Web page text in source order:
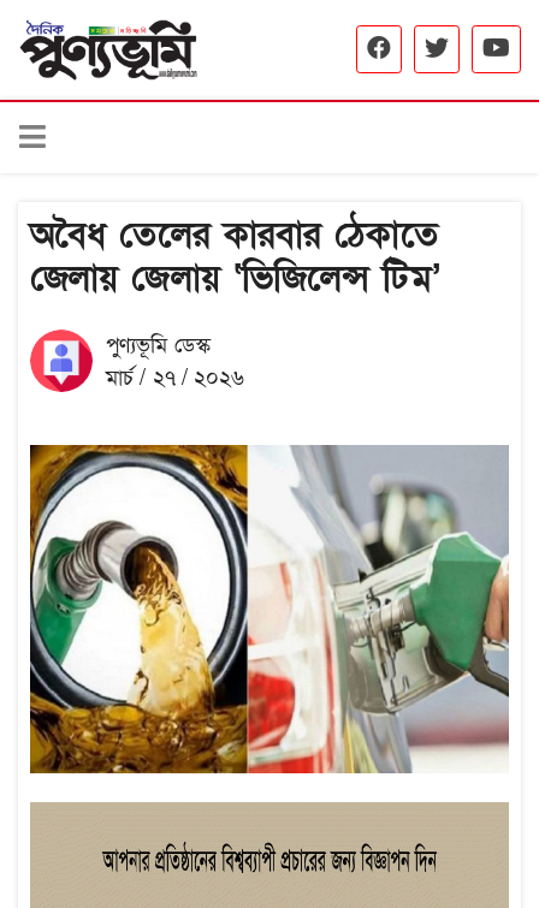
অবৈধ তেলের কারবার ঠেকাতে
জেলায় জেলায় ‘ভিজিলেন্স টিম’
পুণ্যভূমি ডেস্ক
মার্চ / ২৭ / ২০২৬